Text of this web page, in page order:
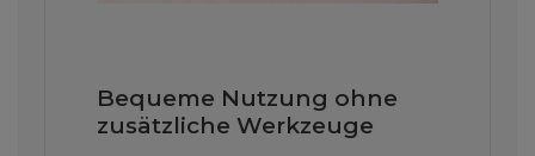
Bequeme Nutzung ohne
zusätzliche Werkzeuge